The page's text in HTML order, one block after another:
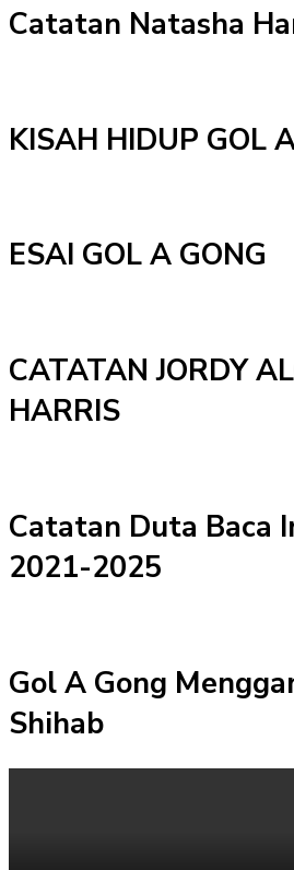
Catatan Natasha
KISAH HIDUP GOL
ESAI GOL A GONG
CATATAN JORDY
HARRIS
Catatan Duta Baca
2021-2025
Gol A Gong
Shihab